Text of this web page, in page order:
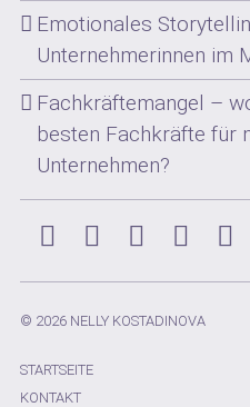
Emotionales
Unternehmerinnen im
Fachkräftemangel –
besten Fachkräfte für
Unternehmen?
Instagram
Facebook
Xing
© 2026 NELLY KOSTADINOVA
STARTSEITE
KONTAKT